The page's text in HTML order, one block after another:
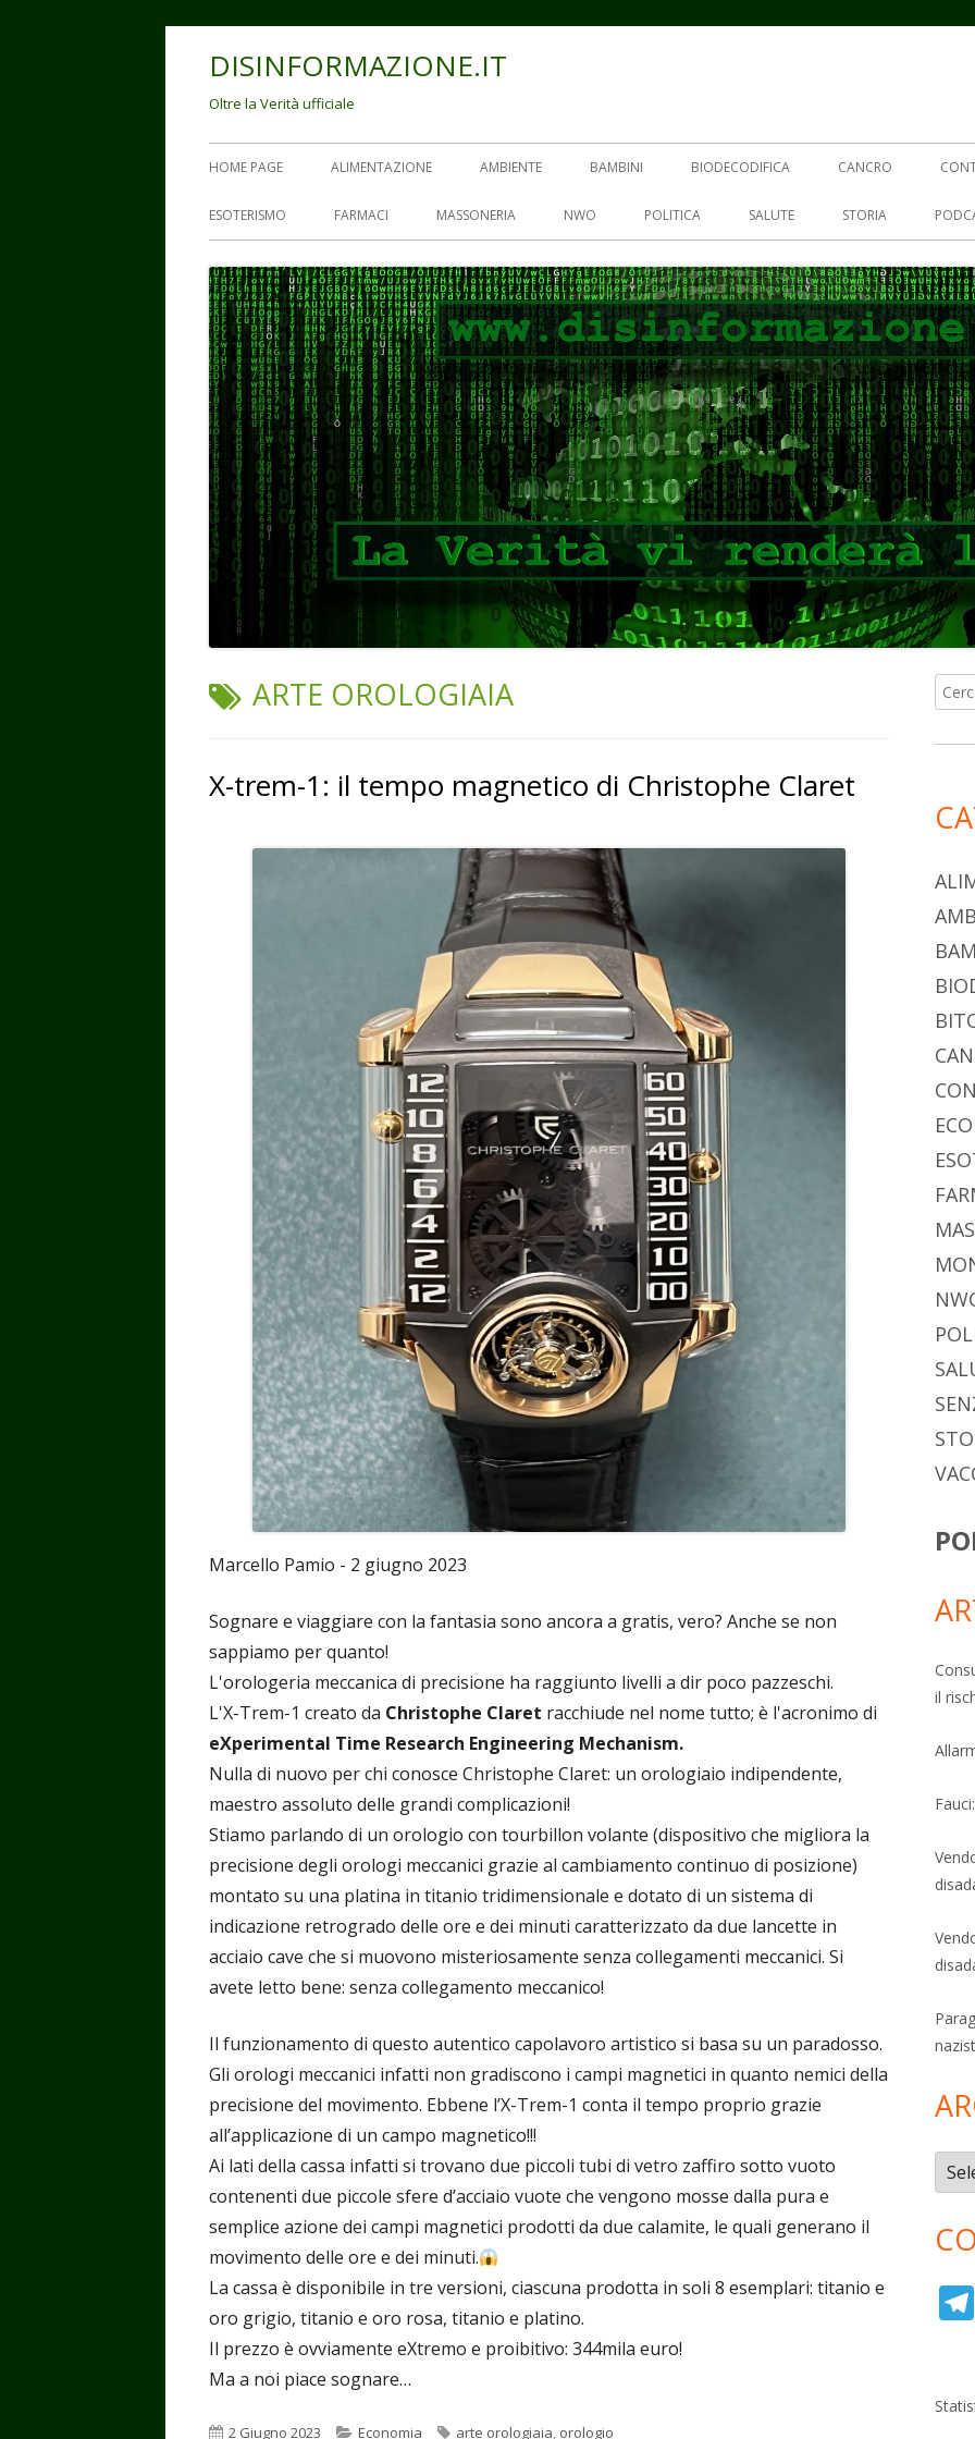
DISINFORMAZIONE.IT
Oltre la Verità ufficiale
Menu
principale
HOME PAGE ALIMENTAZIONE AMBIENTE BAMBINI BIODECODIFICA CANCRO
ESOTERISMO FARMACI MASSONERIA NWO POLITICA SALUTE STORIA
TAG:
ARTE OROLOGIAIA
X-trem-1: il tempo magnetico di Christophe Claret
Marcello Pamio - 2 giugno 2023
Sognare e viaggiare con la fantasia sono ancora a gratis, vero? Anche se non
sappiamo per quanto!
L'orologeria meccanica di precisione ha raggiunto livelli a dir poco pazzeschi.
L'X-Trem-1 creato da Christophe Claret racchiude nel nome tutto; è l'acronimo di
eXperimental Time Research Engineering Mechanism.
Nulla di nuovo per chi conosce Christophe Claret: un orologiaio indipendente,
maestro assoluto delle grandi complicazioni!
Stiamo parlando di un orologio con tourbillon volante (dispositivo che migliora la
precisione degli orologi meccanici grazie al cambiamento continuo di posizione)
montato su una platina in titanio tridimensionale e dotato di un sistema di
indicazione retrogrado delle ore e dei minuti caratterizzato da due lancette in
acciaio cave che si muovono misteriosamente senza collegamenti meccanici. Si
avete letto bene: senza collegamento meccanico!
Il funzionamento di questo autentico capolavoro artistico si basa su un paradosso.
Gli orologi meccanici infatti non gradiscono i campi magnetici in quanto nemici della
precisione del movimento. Ebbene l’X-Trem-1 conta il tempo proprio grazie
all’applicazione di un campo magnetico!!!
Ai lati della cassa infatti si trovano due piccoli tubi di vetro zaffiro sotto vuoto
contenenti due piccole sfere d’acciaio vuote che vengono mosse dalla pura e
semplice azione dei campi magnetici prodotti da due calamite, le quali generano il
movimento delle ore e dei minuti.
La cassa è disponibile in tre versioni, ciascuna prodotta in soli 8 esemplari: titanio e
oro grigio, titanio e oro rosa, titanio e platino.
Il prezzo è ovviamente eXtremo e proibitivo: 344mila euro!
Ma a noi piace sognare…
Pubblicato
2 Giugno 2023 Categorie
Economia Tag
arte orologiaia, orologio
per:
il